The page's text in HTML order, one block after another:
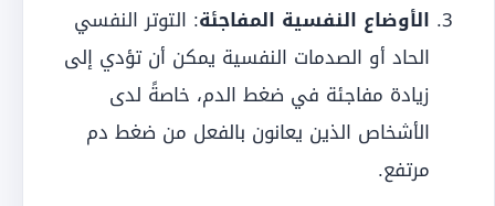
الأوضاع النفسية المفاجئة: التوتر النفسي
الحاد أو الصدمات النفسية يمكن أن تؤدي إلى
زيادة مفاجئة في ضغط الدم، خاصةً لدى
الأشخاص الذين يعانون بالفعل من ضغط دم
مرتفع.